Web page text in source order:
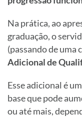
Na prática, ao
graduação, o
(passando de uma
Adicional de
Esse adicional é
base que pode
ou até mais,